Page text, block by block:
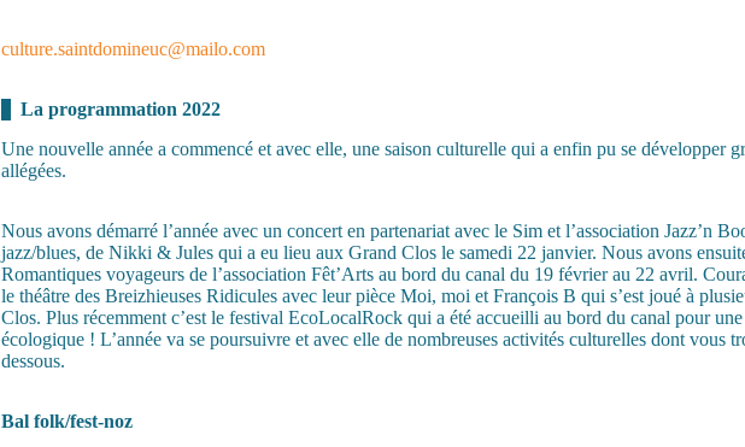
culture.saintdomineuc@mailo.com
La programmation 2022
Une nouvelle année a commencé et avec elle, une saison culturelle qui a enfin pu se développer
allégées.
Nous avons démarré l’année avec un concert en partenariat avec le Sim et l’association Jazz’n
jazz/blues, de Nikki & Jules qui a eu lieu aux Grand Clos le samedi 22 janvier. Nous avons
Romantiques voyageurs de l’association Fêt’Arts au bord du canal du 19 février au 22 avril.
le théâtre des Breizhieuses Ridicules avec leur pièce Moi, moi et François B qui s’est joué à
Clos. Plus récemment c’est le festival EcoLocalRock qui a été accueilli au bord du canal pour
écologique ! L’année va se poursuivre et avec elle de nombreuses activités culturelles dont vous
dessous.
Bal folk/fest-noz